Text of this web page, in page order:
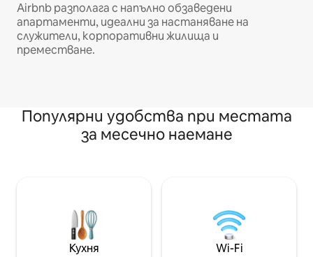
Airbnb разполага с напълно обзаведени
апартаменти, идеални за настаняване на
служители, корпоративни жилища и
преместване.
Популярни удобства при местата
за месечно наемане
Кухня Wi-Fi